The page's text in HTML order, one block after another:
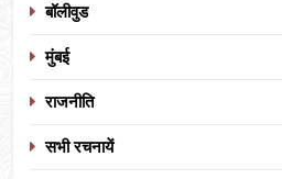
बॉलीवुड
मुंबई
राजनीति
सभी रचनायें